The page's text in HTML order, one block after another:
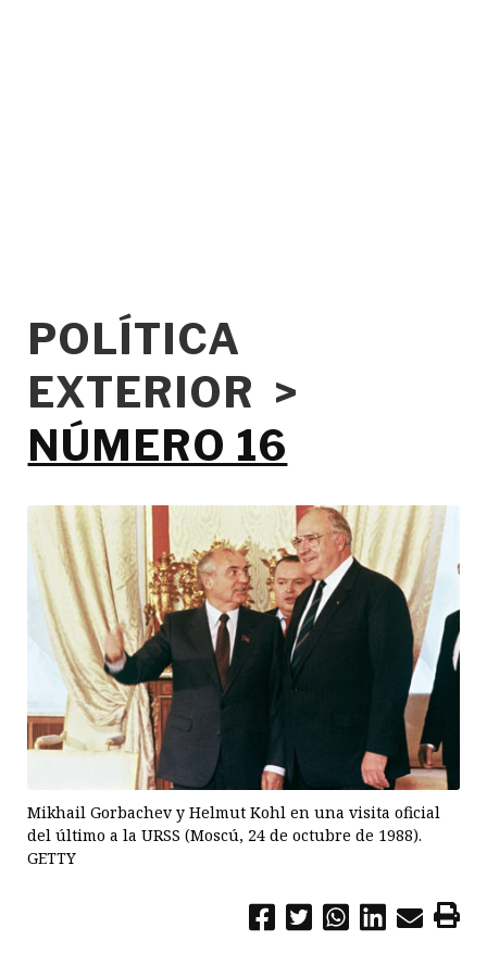
POLÍTICA
EXTERIOR >
NÚMERO 16
Mikhail Gorbachev y Helmut Kohl en una visita oficial
del último a la URSS (Moscú, 24 de octubre de 1988).
GETTY